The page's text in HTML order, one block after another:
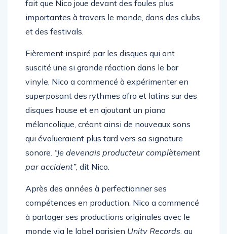
importantes à travers le monde, dans des clubs
et des festivals.
suscité une si grande réaction dans le bar
vinyle, Nico a commencé à expérimenter en
superposant des rythmes afro et latins sur des
disques house et en ajoutant un piano
mélancolique, créant ainsi de nouveaux sons
qui évolueraient plus tard vers sa signature
sonore.“Je devenais producteur complètement
par accident”, dit Nico.
compétences en production, Nico a commencé
à partager ses productions originales avec le
monde via le label parisienUnity Records, au